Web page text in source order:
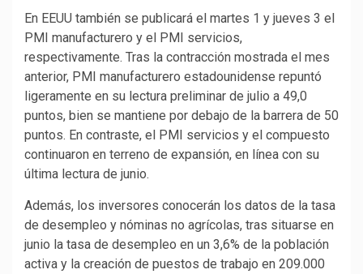
En EEUU también se publicará el martes 1 y jueves 3 el
PMI manufacturero y el PMI servicios,
respectivamente. Tras la contracción mostrada el mes
anterior, PMI manufacturero estadounidense repuntó
ligeramente en su lectura preliminar de julio a 49,0
puntos, bien se mantiene por debajo de la barrera de 50
puntos. En contraste, el PMI servicios y el compuesto
continuaron en terreno de expansión, en línea con su
última lectura de junio.
Además, los inversores conocerán los datos de la tasa
de desempleo y nóminas no agrícolas, tras situarse en
junio la tasa de desempleo en un 3,6% de la población
activa y la creación de puestos de trabajo en 209.000